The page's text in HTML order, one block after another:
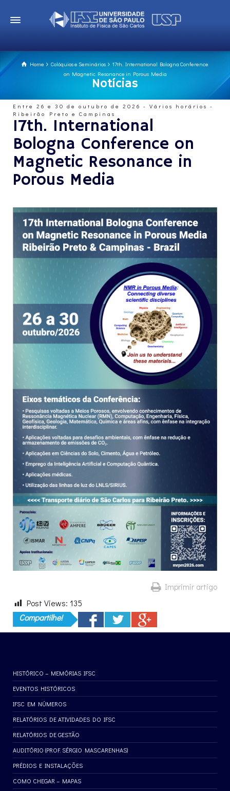
Home Colóquios e Seminários
17th. International Bologna Conference
on Magnetic Resonance in Porous Media
Notícias
Entre 26 e 30 de outubro de 2026 - Vários horários -
Ribeirão Preto e Campinas
17th. International
Bologna Conference on
Magnetic Resonance in
Porous Media
Imprimir artigo
Post Views: 135
Compartilhe!
HISTÓRICO – MEMÓRIAS IFSC
EVENTOS HISTÓRICOS
IFSC EM NÚMEROS
RELATÓRIOS DE ATIVIDADES DO IFSC
RELATÓRIOS DE GESTÃO
AUDITÓRIO (PROF. SÉRGIO MASCARENHAS)
PRÉDIOS E INSTALAÇÕES
COMO CHEGAR – MAPAS